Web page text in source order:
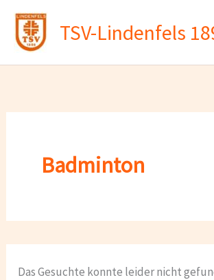
Zum
Inhalt
springen
TSV-Lindenfels
Badminton
Das Gesuchte konnte leider nicht